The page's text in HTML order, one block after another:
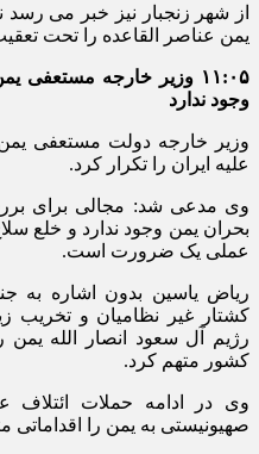
از شهر زنجبار نیز خبر می رسد
یمن عناصر القاعده را تحت
۱۱:۰۵ وزیر خارجه
وجود ندارد
وزیر خارجه دولت مستعفی یمن
علیه ایران را تکرار کرد.
وی مدعی شد: مجالی برای
بحران یمن وجود ندارد و خلع
عملی یک ضرورت است.
ریاض یاسین بدون اشاره به
کشتار غیر نظامیان و
رژیم آل سعود انصار الله یمن
کشور متهم کرد.
وی در ادامه حملات ائتلاف
صهیونیستی به یمن را